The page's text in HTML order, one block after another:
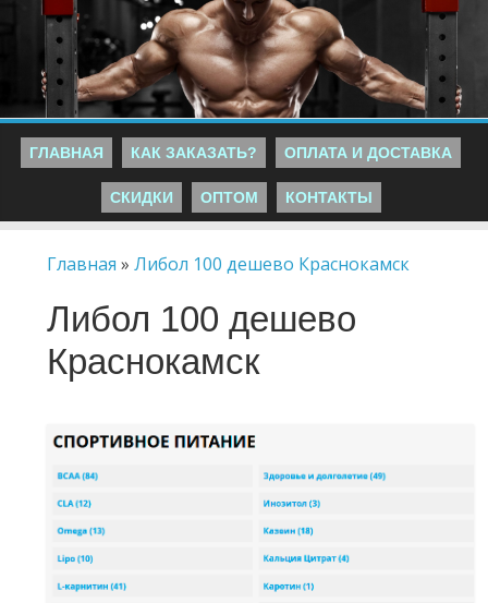
ГЛАВНАЯ КАК ЗАКАЗАТЬ? ОПЛАТА И ДОСТАВКА
СКИДКИ ОПТОМ КОНТАКТЫ
Главная »Либол 100 дешево Краснокамск
Либол 100 дешево
Краснокамск